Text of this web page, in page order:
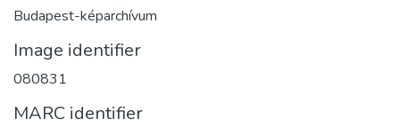
Budapest-képarchívum
Image identifier
080831
MARC identifier